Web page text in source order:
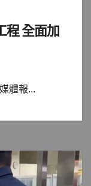
程 全面加
體報...